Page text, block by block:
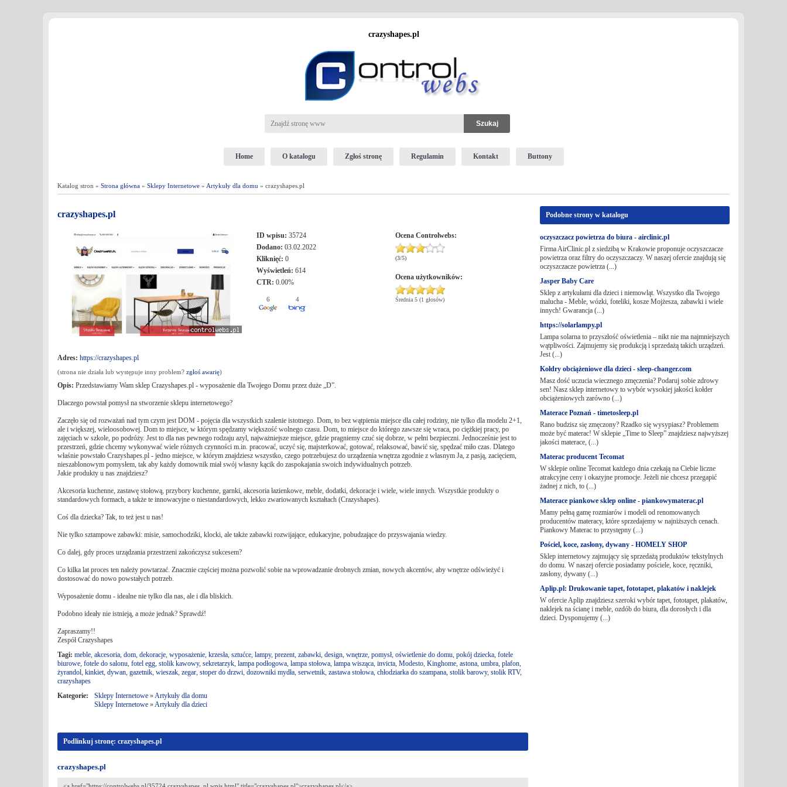
crazyshapes.pl
Home O katalogu Zgłoś stronę Regulamin Kontakt Buttony
Katalog stron » Strona główna » Sklepy Internetowe » Artykuły dla domu » crazyshapes.pl
crazyshapes.pl
ID wpisu: 35724
Dodano: 03.02.2022
Kliknięć: 0
Wyświetleń: 614
CTR: 0.00%
6 4
Ocena Controlwebs:
(3/5)
Ocena użytkowników:
Średnia 5 (1 głosów)
Adres: https://crazyshapes.pl
(strona nie działa lub występuje inny problem? zgłoś awarię)
Opis: Przedstawiamy Wam sklep Crazyshapes.pl - wyposażenie dla Twojego Domu przez duże „D”.
Dlaczego powstał pomysł na stworzenie sklepu internetowego?
Zaczęło się od rozważań nad tym czym jest DOM - pojęcia dla wszystkich szalenie istotnego. Dom, to bez wątpienia miejsce dla całej rodziny, nie tylko dla modelu 2+1,
ale i większej, wieloosobowej. Dom to miejsce, w którym spędzamy większość wolnego czasu. Dom, to miejsce do którego zawsze się wraca, po ciężkiej pracy, po
zajęciach w szkole, po podróży. Jest to dla nas pewnego rodzaju azyl, najważniejsze miejsce, gdzie pragniemy czuć się dobrze, w pełni bezpieczni. Jednocześnie jest to
przestrzeń, gdzie chcemy wykonywać wiele różnych czynności m.in. pracować, uczyć się, majsterkować, gotować, relaksować, bawić się, spędzać miło czas. Dlatego
właśnie powstało Crazyshapes.pl - jedno miejsce, w którym znajdziesz wszystko, czego potrzebujesz do urządzenia wnętrza zgodnie z własnym Ja, z pasją, zacięciem,
nieszablonowym pomysłem, tak aby każdy domownik miał swój własny kącik do zaspokajania swoich indywidualnych potrzeb.
Jakie produkty u nas znajdziesz?
Akcesoria kuchenne, zastawę stołową, przybory kuchenne, garnki, akcesoria łazienkowe, meble, dodatki, dekoracje i wiele, wiele innych. Wszystkie produkty o
standardowych formach, a także te innowacyjne o niestandardowych, lekko zwariowanych kształtach (Crazyshapes).
Coś dla dziecka? Tak, to też jest u nas!
Nie tylko sztampowe zabawki: misie, samochodziki, klocki, ale także zabawki rozwijające, edukacyjne, pobudzające do przyswajania wiedzy.
Co dalej, gdy proces urządzania przestrzeni zakończysz sukcesem?
Co kilka lat proces ten należy powtarzać. Znacznie częściej można pozwolić sobie na wprowadzanie drobnych zmian, nowych akcentów, aby wnętrze odświeżyć i
dostosować do nowo powstałych potrzeb.
Wyposażenie domu - idealne nie tylko dla nas, ale i dla bliskich.
Podobno ideały nie istnieją, a może jednak? Sprawdź!
Zapraszamy!!
Zespół Crazyshapes
Tagi: meble, akcesoria, dom, dekoracje, wyposażenie, krzesła, sztućce, lampy, prezent, zabawki, design, wnętrze, pomysł, oświetlenie do domu, pokój dziecka, fotele
biurowe, fotele do salonu, fotel egg, stolik kawowy, sekretarzyk, lampa podłogowa, lampa stołowa, lampa wisząca, invicta, Modesto, Kinghome, astona, umbra, plafon,
żyrandol, kinkiet, dywan, gazetnik, wieszak, zegar, stoper do drzwi, dozowniki mydła, serwetnik, zastawa stołowa, chłodziarka do szampana, stolik barowy, stolik RTV,
crazyshapes
Kategorie:
Sklepy Internetowe »Artykuły dla domu
Sklepy Internetowe »Artykuły dla dzieci
Podlinkuj stronę: crazyshapes.pl
crazyshapes.pl
Podobne strony w katalogu
oczyszczacz powietrza do biura - airclinic.pl
Firma AirClinic.pl z siedzibą w Krakowie proponuje oczyszczacze
powietrza oraz filtry do oczyszczaczy. W naszej ofercie znajdują się
oczyszczacze powietrza (...)
Jasper Baby Care
Sklep z artykułami dla dzieci i niemowląt. Wszystko dla Twojego
malucha - Meble, wózki, foteliki, kosze Mojżesza, zabawki i wiele
innych! Gwarancja (...)
https://solarlampy.pl
Lampa solarna to przyszłość oświetlenia – nikt nie ma najmniejszych
wątpliwości. Zajmujemy się produkcją i sprzedażą takich urządzeń.
Jest (...)
Kołdry obciążeniowe dla dzieci - sleep-changer.com
Masz dość uczucia wiecznego zmęczenia? Podaruj sobie zdrowy
sen! Nasz sklep internetowy to wybór wysokiej jakości kołder
obciążeniowych zarówno (...)
Materace Poznań - timetosleep.pl
Rano budzisz się zmęczony? Rzadko się wysypiasz? Problemem
może być materac! W sklepie „Time to Sleep” znajdziesz najwyższej
jakości materace, (...)
Materac producent Tecomat
W sklepie online Tecomat każdego dnia czekają na Ciebie liczne
atrakcyjne ceny i okazyjne promocje. Jeżeli nie chcesz przegapić
żadnej z nich, to (...)
Materace piankowe sklep online - piankowymaterac.pl
Mamy pełną gamę rozmiarów i modeli od renomowanych
producentów materacy, które sprzedajemy w najniższych cenach.
Piankowy Materac to przystępny (...)
Pościel, koce, zasłony, dywany - HOMELY SHOP
Sklep internetowy zajmujący się sprzedażą produktów tekstylnych
do domu. W naszej ofercie posiadamy pościele, koce, ręczniki,
zasłony, dywany (...)
Aplip.pl: Drukowanie tapet, fototapet, plakatów i naklejek
W ofercie Aplip znajdziesz szeroki wybór tapet, fototapet, plakatów,
naklejek na ścianę i meble, ozdób do biura, dla dorosłych i dla
dzieci. Dysponujemy (...)